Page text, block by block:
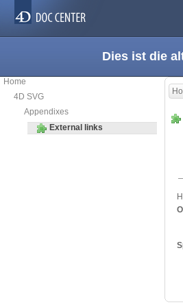
Dies ist die
Home
4D SVG
Appendixes
External links